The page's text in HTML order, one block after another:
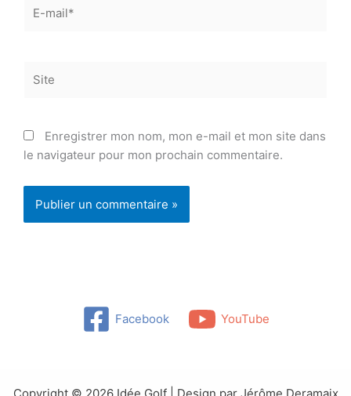
mail*
Enregistrer mon nom, mon e-mail et mon site dans
le navigateur pour mon prochain commentaire.
Facebook YouTube
Copyright © 2026 Idée Golf | Design par Jérôme Deramaix